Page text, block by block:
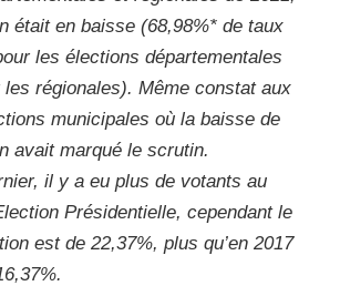
était en baisse (68,98%* de taux
les élections départementales
les régionales). Même constat aux
municipales où la baisse de
avait marqué le scrutin.
il y a eu plus de votants au
Présidentielle, cependant le
est de 22,37%, plus qu’en 2017